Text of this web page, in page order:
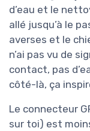
d’eau et le
allé jusqu’à le
averses et le
n’ai pas vu de
contact, pas
côté-là, ça
Le connecteur
sur toi) est